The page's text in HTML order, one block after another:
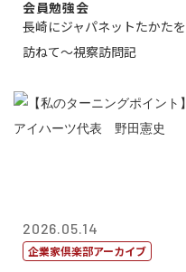
会員勉強会
長崎にジャパネットたかたを
訪ねて～視察訪問記
2026.05.14
企業家倶楽部アーカイブ